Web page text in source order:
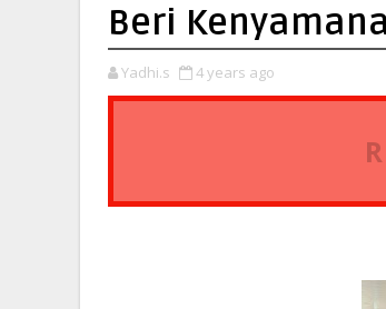
Beri
Yadhi.s 4 years ago